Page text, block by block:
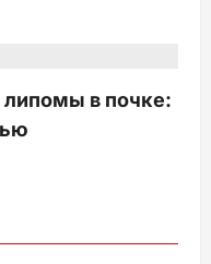
липомы в почке: